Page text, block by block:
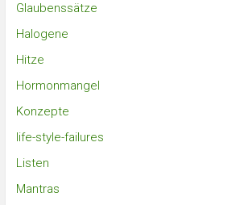
Glaubenssätze
Halogene
Hitze
Hormonmangel
Konzepte
life-style-failures
Listen
Mantras